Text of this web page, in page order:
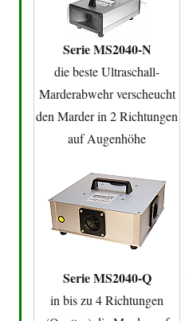
Serie MS2040-N
die beste Ultraschall-
Marderabwehr verscheucht
den Marder in 2 Richtungen
auf Augenhöhe
Serie MS2040-Q
in bis zu 4 Richtungen